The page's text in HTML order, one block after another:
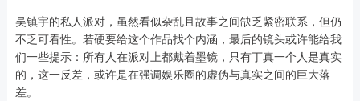
吴镇宇的私人派对，虽然看似杂乱且故事之间缺乏紧密联系，但仍
不乏可看性。若硬要给这个作品找个内涵，最后的镜头或许能给我
们一些提示：所有人在派对上都戴着墨镜，只有丁真一个人是真实
的，这一反差，或许是在强调娱乐圈的虚伪与真实之间的巨大落
差。